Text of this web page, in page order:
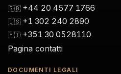
🇬🇧 +44 20 4577 1766
🇺🇸 +1 302 240 2890
🇵🇹 +351 30 0528110
Pagina contatti
DOCUMENTI LEGALI